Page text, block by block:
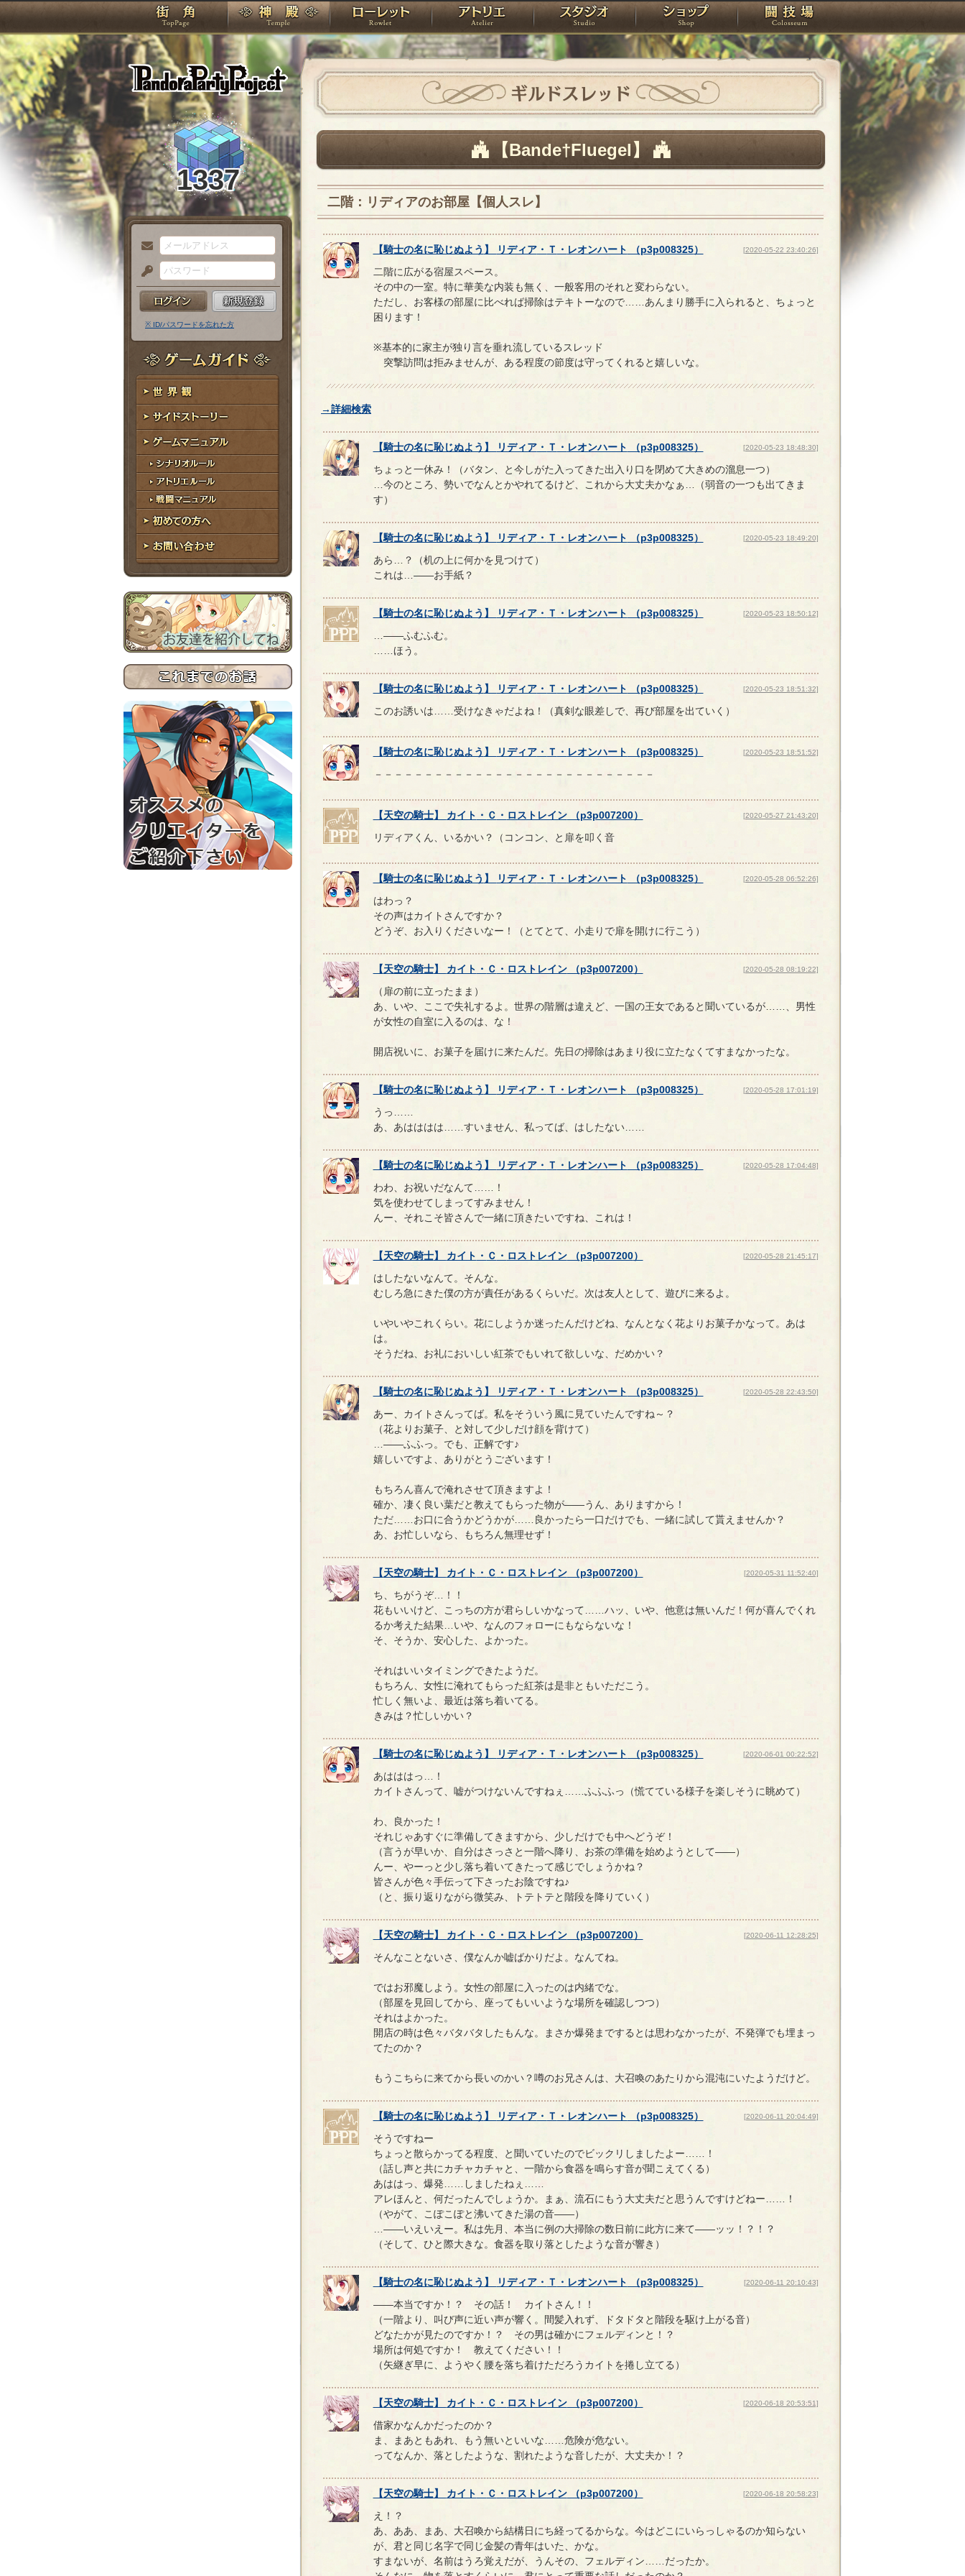
PandoraPartyProject
TOP 神殿 ローレット アトリエ スタジオ ショップ 闘技場
1337
メ
ー
ル
ア
ド
レ
ス
パ
ス
ー
ド
※ ID/パスワードを忘れた方
ゲームガイド
世界観
サイドストーリー
ゲームマニュアル
シナリオルール
アトリエルール
戦闘マニュアル
初めての方へ
お問い合わせ
ギルドスレッド
【Bande†Fluegel】
二階：リディアのお部屋【個人スレ】
【騎士の名に恥じぬよう 】 リディア・ Ｔ ・ レオンハート （p3p008325） [2020-05-22 23:40:26]
二階に広がる宿屋スペース。
その中の一室。特に華美な内装も無く、一般客用のそれと変わらない。
ただし、お客様の部屋に比べれば掃除はテキトーなので……あんまり勝手に入られると、ちょっと
困ります！
※基本的に家主が独り言を垂れ流しているスレッド
突撃訪問は拒みませんが、ある程度の節度は守ってくれると嬉しいな。
→詳細検索
【騎士の名に恥じぬよう 】 リディア・ Ｔ ・ レオンハート （p3p008325） [2020-05-23 18:48:30]
ちょっと一休み！（バタン、と今しがた入ってきた出入り口を閉めて大きめの溜息一つ）
…今のところ、勢いでなんとかやれてるけど、これから大丈夫かなぁ…（弱音の一つも出てきま
す）
【騎士の名に恥じぬよう 】 リディア・ Ｔ ・ レオンハート （p3p008325） [2020-05-23 18:49:20]
あら…？（机の上に何かを見つけて）
これは…――お手紙？
【騎士の名に恥じぬよう 】 リディア・ Ｔ ・ レオンハート （p3p008325） [2020-05-23 18:50:12]
…――ふむふむ。
……ほう。
【騎士の名に恥じぬよう 】 リディア・ Ｔ ・ レオンハート （p3p008325） [2020-05-23 18:51:32]
このお誘いは……受けなきゃだよね！（真剣な眼差しで、再び部屋を出ていく）
【騎士の名に恥じぬよう 】 リディア・ Ｔ ・ レオンハート （p3p008325） [2020-05-23 18:51:52]
－－－－－－－－－－－－－－－－－－－－－－－－－－－－
【天空の騎士】 カイト ・ Ｃ ・ ロストレイン（p3p007200） [2020-05-27 21:43:20]
リディアくん、いるかい？（コンコン、と扉を叩く音
【騎士の名に恥じぬよう 】 リディア・ Ｔ ・ レオンハート （p3p008325） [2020-05-28 06:52:26]
はわっ？
その声はカイトさんですか？
どうぞ、お入りくださいなー！（とてとて、小走りで扉を開けに行こう）
【天空の騎士】 カイト ・ Ｃ ・ ロストレイン（p3p007200） [2020-05-28 08:19:22]
（扉の前に立ったまま）
あ、いや、ここで失礼するよ。世界の階層は違えど、一国の王女であると聞いているが……、男性
が女性の自室に入るのは、な！
開店祝いに、お菓子を届けに来たんだ。先日の掃除はあまり役に立たなくてすまなかったな。
【騎士の名に恥じぬよう 】 リディア・ Ｔ ・ レオンハート （p3p008325） [2020-05-28 17:01:19]
うっ……
あ、あはははは……すいません、私ってば、はしたない……
【騎士の名に恥じぬよう 】 リディア・ Ｔ ・ レオンハート （p3p008325） [2020-05-28 17:04:48]
わわ、お祝いだなんて……！
気を使わせてしまってすみません！
んー、それこそ皆さんで一緒に頂きたいですね、これは！
【天空の騎士】 カイト ・ Ｃ ・ ロストレイン（p3p007200） [2020-05-28 21:45:17]
はしたないなんて。そんな。
むしろ急にきた僕の方が責任があるくらいだ。次は友人として、遊びに来るよ。
いやいやこれくらい。花にしようか迷ったんだけどね、なんとなく花よりお菓子かなって。あは
は。
そうだね、お礼においしい紅茶でもいれて欲しいな、だめかい？
【騎士の名に恥じぬよう 】 リディア・ Ｔ ・ レオンハート （p3p008325） [2020-05-28 22:43:50]
あー、カイトさんってば。私をそういう風に見ていたんですね～？
（花よりお菓子、と対して少しだけ顔を背けて）
…――ふふっ。でも、正解です♪
嬉しいですよ、ありがとうございます！
もちろん喜んで淹れさせて頂きますよ！
確か、凄く良い葉だと教えてもらった物が――うん、ありますから！
ただ……お口に合うかどうかが……良かったら一口だけでも、一緒に試して貰えませんか？
あ、お忙しいなら、もちろん無理せず！
【天空の騎士】 カイト ・ Ｃ ・ ロストレイン（p3p007200） [2020-05-31 11:52:40]
ち、ちがうぞ…！！
花もいいけど、こっちの方が君らしいかなって……ハッ、いや、他意は無いんだ！何が喜んでくれ
るか考えた結果…いや、なんのフォローにもならないな！
そ、そうか、安心した、よかった。
それはいいタイミングできたようだ。
もちろん、女性に淹れてもらった紅茶は是非ともいただこう。
忙しく無いよ、最近は落ち着いてる。
きみは？忙しいかい？
【騎士の名に恥じぬよう 】 リディア・ Ｔ ・ レオンハート （p3p008325） [2020-06-01 00:22:52]
あはははっ…！
カイトさんって、嘘がつけないんですねぇ……ふふふっ（慌てている様子を楽しそうに眺めて）
わ、良かった！
それじゃあすぐに準備してきますから、少しだけでも中へどうぞ！
（言うが早いか、自分はさっさと一階へ降り、お茶の準備を始めようとして――）
んー、やーっと少し落ち着いてきたって感じでしょうかね？
皆さんが色々手伝って下さったお陰ですね♪
（と、振り返りながら微笑み、トテトテと階段を降りていく）
【天空の騎士】 カイト ・ Ｃ ・ ロストレイン（p3p007200） [2020-06-11 12:28:25]
そんなことないさ、僕なんか嘘ばかりだよ。なんてね。
ではお邪魔しよう。女性の部屋に入ったのは内緒でな。
（部屋を見回してから、座ってもいいような場所を確認しつつ）
それはよかった。
開店の時は色々バタバタしたもんな。まさか爆発までするとは思わなかったが、不発弾でも埋まっ
てたのか？
もうこちらに来てから長いのかい？噂のお兄さんは、大召喚のあたりから混沌にいたようだけど。
【騎士の名に恥じぬよう 】 リディア・ Ｔ ・ レオンハート （p3p008325） [2020-06-11 20:04:49]
そうですねー
ちょっと散らかってる程度、と聞いていたのでビックリしましたよー……！
（話し声と共にカチャカチャと、一階から食器を鳴らす音が聞こえてくる）
あははっ、爆発……しましたねぇ……
アレほんと、何だったんでしょうか。まぁ、流石にもう大丈夫だと思うんですけどねー……！
（やがて、こぽこぽと沸いてきた湯の音――）
…――いえいえー。私は先月、本当に例の大掃除の数日前に此方に来て――ッッ！？！？
（そして、ひと際大きな。食器を取り落としたような音が響き）
【騎士の名に恥じぬよう 】 リディア・ Ｔ ・ レオンハート （p3p008325） [2020-06-11 20:10:43]
――本当ですか！？ その話！ カイトさん！！
（一階より、叫び声に近い声が響く。間髪入れず、ドタドタと階段を駆け上がる音）
どなたかが見たのですか！？ その男は確かにフェルディンと！？
場所は何処ですか！ 教えてください！！
（矢継ぎ早に、ようやく腰を落ち着けただろうカイトを捲し立てる）
【天空の騎士】 カイト ・ Ｃ ・ ロストレイン（p3p007200） [2020-06-18 20:53:51]
借家かなんかだったのか？
ま、まあともあれ、もう無いといいな……危険が危ない。
ってなんか、落としたような、割れたような音したが、大丈夫か！？
【天空の騎士】 カイト ・ Ｃ ・ ロストレイン（p3p007200） [2020-06-18 20:58:23]
え！？
あ、ああ、まあ、大召喚から結構日にち経ってるからな。今はどこにいらっしゃるのか知らない
が、君と同じ名字で同じ金髪の青年はいた、かな。
すまないが、名前はうろ覚えだが、うんその、フェルディン……だったか。